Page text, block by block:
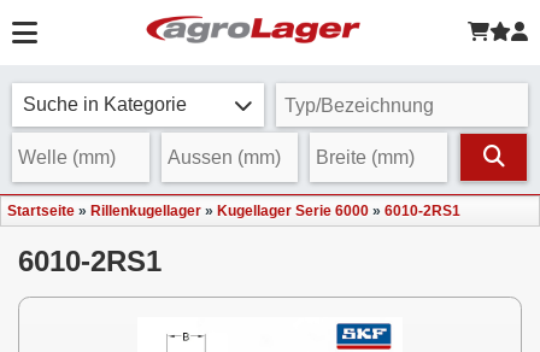
Suche in Kategorie
Startseite » Rillenkugellager » Kugellager Serie 6000 » 6010-2RS1
6010-2RS1